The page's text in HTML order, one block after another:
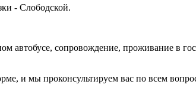
- Слободской.
автобусе, сопровождение, проживание в
и мы проконсультируем вас по всем